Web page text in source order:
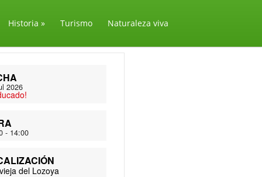
Historia » Turismo Naturaleza viva
2026
- 14:00
del Lozoya